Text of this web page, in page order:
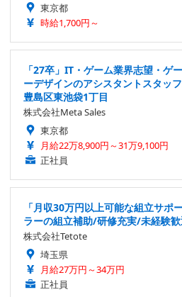
東京都
時給1,700円～
「27卒」IT・ゲーム業界志望・ゲ
ーデザインのアシスタントスタッ
豊島区東池袋1丁目
株式会社Meta Sales
東京都
月給22万8,900円～31万9,100円
正社員
「月収30万円以上可能な組立サポ
ラーの組立補助/研修充実/未経験
株式会社Tetote
埼玉県
月給27万円～34万円
正社員